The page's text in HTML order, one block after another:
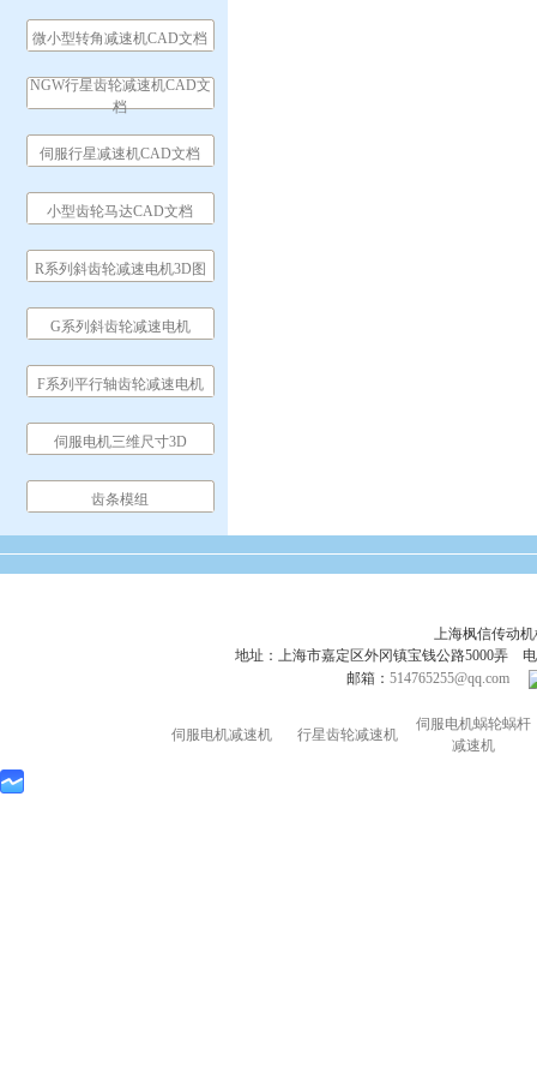
微小型转角减速机CAD文档
NGW行星齿轮减速机CAD文
档
伺服行星减速机CAD文档
小型齿轮马达CAD文档
R系列斜齿轮减速电机3D图
G系列斜齿轮减速电机
F系列平行轴齿轮减速电机
伺服电机三维尺寸3D
齿条模组
上海枫信传动
地址：上海市嘉定区外冈镇宝钱公路5000弄 电
邮箱：514765255@qq.com
伺服电机减速机 行星齿轮减速机
伺服电机蜗轮蜗杆
减速机